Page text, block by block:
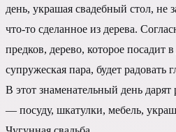
день, украшая свадебный стол, не
что-то сделанное из дерева.
предков, дерево, которое посадит
супружеская пара, будет радовать
В этот знаменательный день
— посуду, шкатулки, мебель,